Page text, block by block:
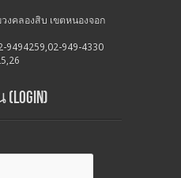
งคลองสิบ เขตหนองจอก
9494259,02-949-4330